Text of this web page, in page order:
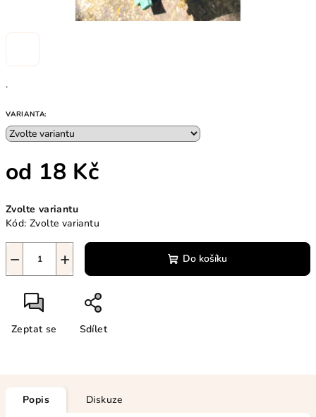
.
VARIANTA:
od 18 Kč
cena:
Zvolte variantu
Kód: Zvolte variantu
+
− Do košíku
Zeptat se Sdílet
Popis Diskuze